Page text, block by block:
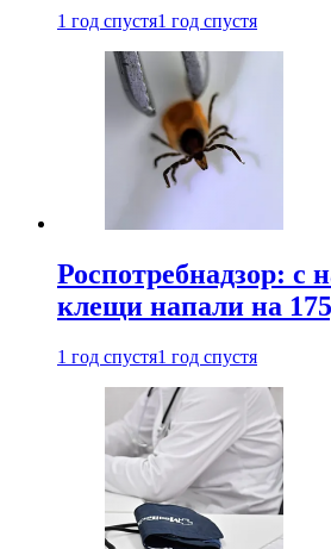
1 год спустя1 год спустя
Роспотребнадзор: с
клещи напали на
1 год спустя1 год спустя